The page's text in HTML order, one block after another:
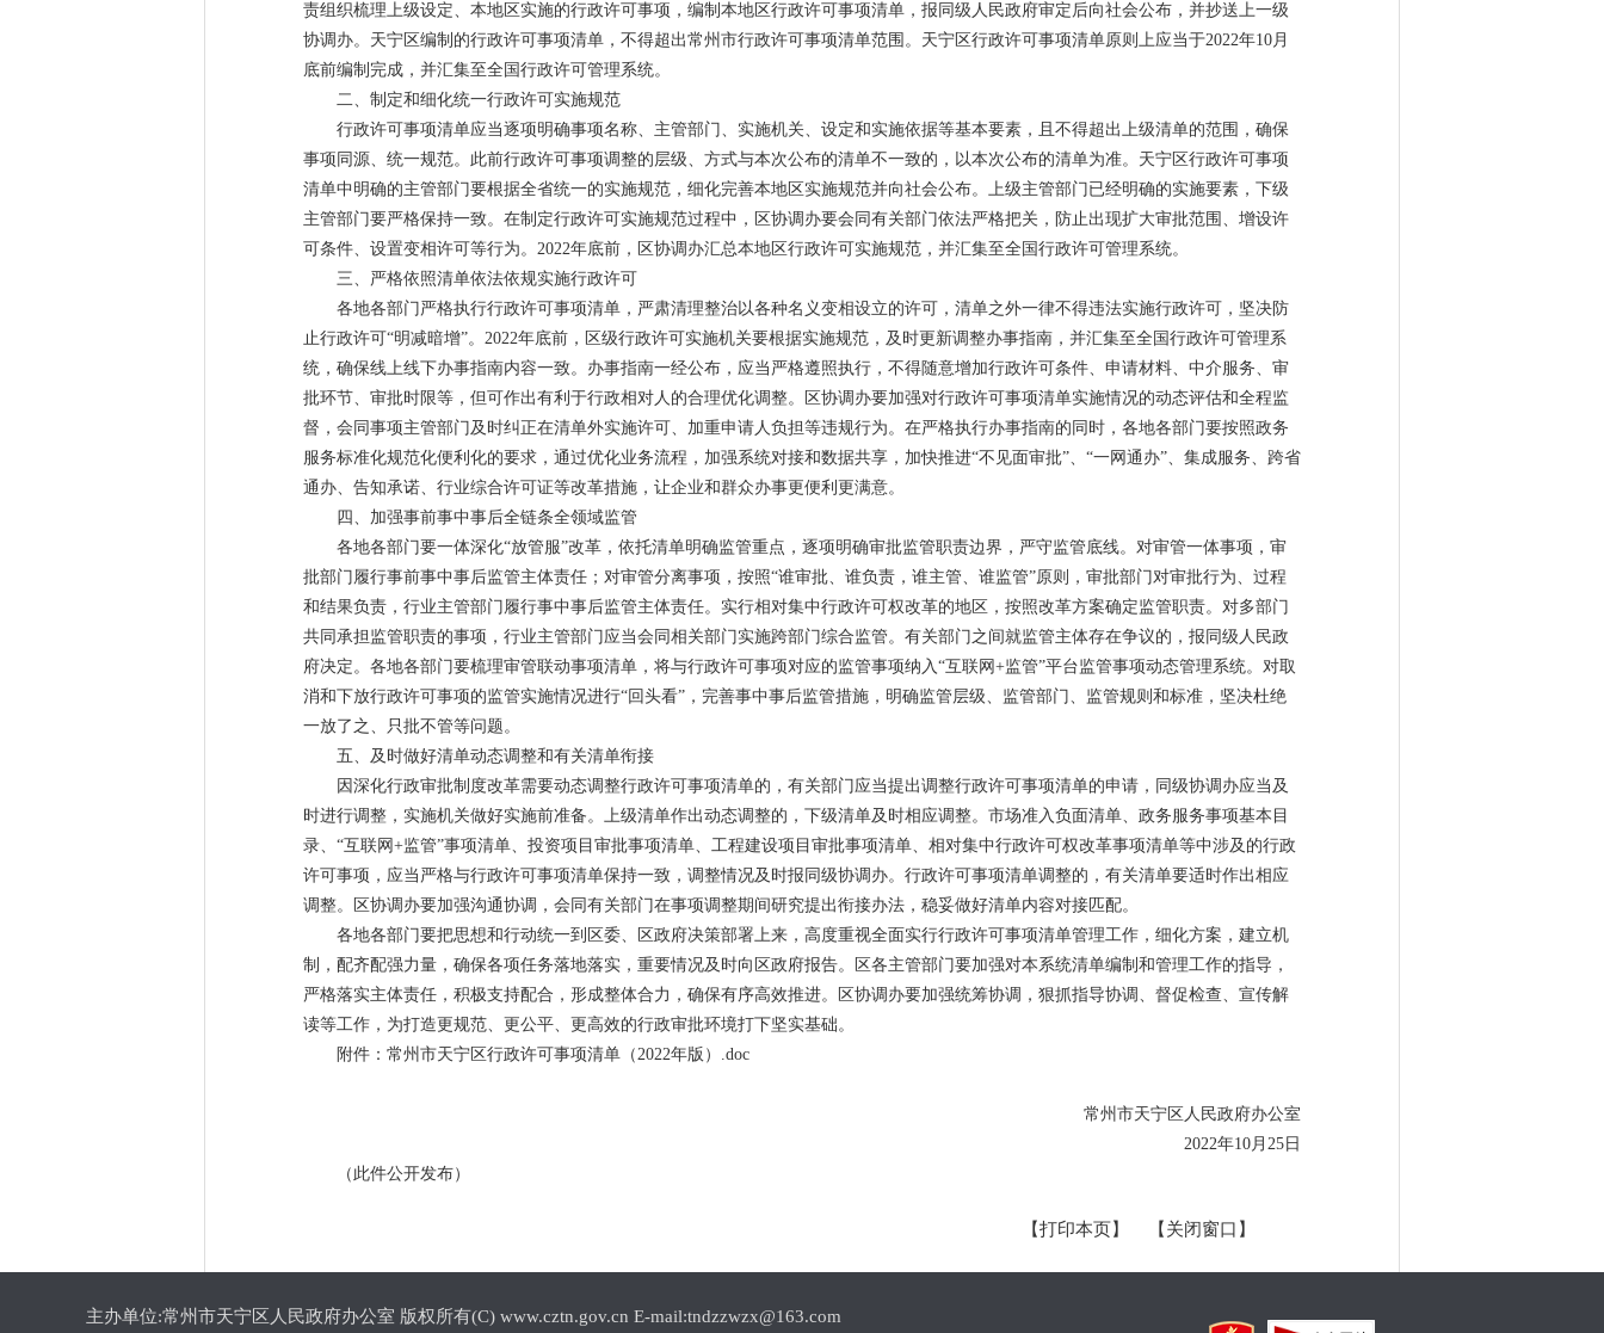
责组织梳理上级设定、本地区实施的行政许可事项，编制本地区行政许可事项清单，报同级人民政府审定后向社会公布，并抄送上一级
协调办。天宁区编制的行政许可事项清单，不得超出常州市行政许可事项清单范围。天宁区行政许可事项清单原则上应当于2022年10月
底前编制完成，并汇集至全国行政许可管理系统。
二、制定和细化统一行政许可实施规范
行政许可事项清单应当逐项明确事项名称、主管部门、实施机关、设定和实施依据等基本要素，且不得超出上级清单的范围，确保
事项同源、统一规范。此前行政许可事项调整的层级、方式与本次公布的清单不一致的，以本次公布的清单为准。天宁区行政许可事项
清单中明确的主管部门要根据全省统一的实施规范，细化完善本地区实施规范并向社会公布。上级主管部门已经明确的实施要素，下级
主管部门要严格保持一致。在制定行政许可实施规范过程中，区协调办要会同有关部门依法严格把关，防止出现扩大审批范围、增设许
可条件、设置变相许可等行为。2022年底前，区协调办汇总本地区行政许可实施规范，并汇集至全国行政许可管理系统。
三、严格依照清单依法依规实施行政许可
各地各部门严格执行行政许可事项清单，严肃清理整治以各种名义变相设立的许可，清单之外一律不得违法实施行政许可，坚决防
止行政许可“明减暗增”。2022年底前，区级行政许可实施机关要根据实施规范，及时更新调整办事指南，并汇集至全国行政许可管理系
统，确保线上线下办事指南内容一致。办事指南一经公布，应当严格遵照执行，不得随意增加行政许可条件、申请材料、中介服务、审
批环节、审批时限等，但可作出有利于行政相对人的合理优化调整。区协调办要加强对行政许可事项清单实施情况的动态评估和全程监
督，会同事项主管部门及时纠正在清单外实施许可、加重申请人负担等违规行为。在严格执行办事指南的同时，各地各部门要按照政务
服务标准化规范化便利化的要求，通过优化业务流程，加强系统对接和数据共享，加快推进“不见面审批”、“一网通办”、集成服务、跨省
通办、告知承诺、行业综合许可证等改革措施，让企业和群众办事更便利更满意。
四、加强事前事中事后全链条全领域监管
各地各部门要一体深化“放管服”改革，依托清单明确监管重点，逐项明确审批监管职责边界，严守监管底线。对审管一体事项，审
批部门履行事前事中事后监管主体责任；对审管分离事项，按照“谁审批、谁负责，谁主管、谁监管”原则，审批部门对审批行为、过程
和结果负责，行业主管部门履行事中事后监管主体责任。实行相对集中行政许可权改革的地区，按照改革方案确定监管职责。对多部门
共同承担监管职责的事项，行业主管部门应当会同相关部门实施跨部门综合监管。有关部门之间就监管主体存在争议的，报同级人民政
府决定。各地各部门要梳理审管联动事项清单，将与行政许可事项对应的监管事项纳入“互联网+监管”平台监管事项动态管理系统。对取
消和下放行政许可事项的监管实施情况进行“回头看”，完善事中事后监管措施，明确监管层级、监管部门、监管规则和标准，坚决杜绝
一放了之、只批不管等问题。
五、及时做好清单动态调整和有关清单衔接
因深化行政审批制度改革需要动态调整行政许可事项清单的，有关部门应当提出调整行政许可事项清单的申请，同级协调办应当及
时进行调整，实施机关做好实施前准备。上级清单作出动态调整的，下级清单及时相应调整。市场准入负面清单、政务服务事项基本目
录、“互联网+监管”事项清单、投资项目审批事项清单、工程建设项目审批事项清单、相对集中行政许可权改革事项清单等中涉及的行政
许可事项，应当严格与行政许可事项清单保持一致，调整情况及时报同级协调办。行政许可事项清单调整的，有关清单要适时作出相应
调整。区协调办要加强沟通协调，会同有关部门在事项调整期间研究提出衔接办法，稳妥做好清单内容对接匹配。
各地各部门要把思想和行动统一到区委、区政府决策部署上来，高度重视全面实行行政许可事项清单管理工作，细化方案，建立机
制，配齐配强力量，确保各项任务落地落实，重要情况及时向区政府报告。区各主管部门要加强对本系统清单编制和管理工作的指导，
严格落实主体责任，积极支持配合，形成整体合力，确保有序高效推进。区协调办要加强统筹协调，狠抓指导协调、督促检查、宣传解
读等工作，为打造更规范、更公平、更高效的行政审批环境打下坚实基础。
附件：常州市天宁区行政许可事项清单（2022年版）.doc
常州市天宁区人民政府办公室
2022年10月25日
（此件公开发布）
【打印本页】 【关闭窗口】
主办单位:常州市天宁区人民政府办公室 版权所有(C) www.cztn.gov.cn E-mail:tndzzwzx@163.com